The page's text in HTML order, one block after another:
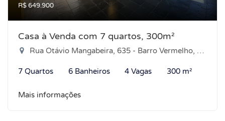
R$ 649.900
Casa à Venda com 7 quartos, 300m²
Rua Otávio Mangabeira, 635 - Barro Vermelho, Natal-RN
7 Quartos 6 Banheiros 4 Vagas 300 m²
Mais informações